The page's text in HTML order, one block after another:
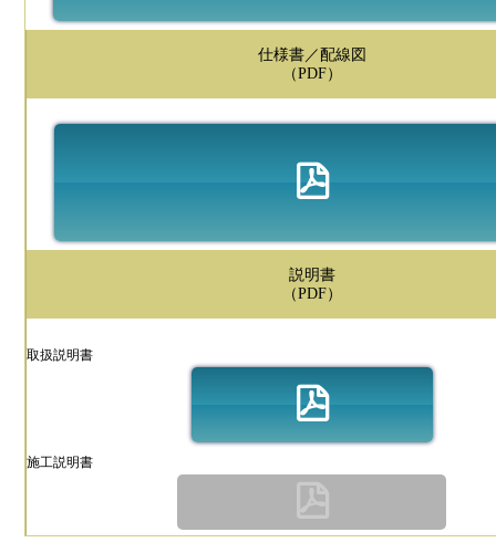
仕様書／配線図
（PDF）
説明書
（PDF）
取扱説明書
施工説明書